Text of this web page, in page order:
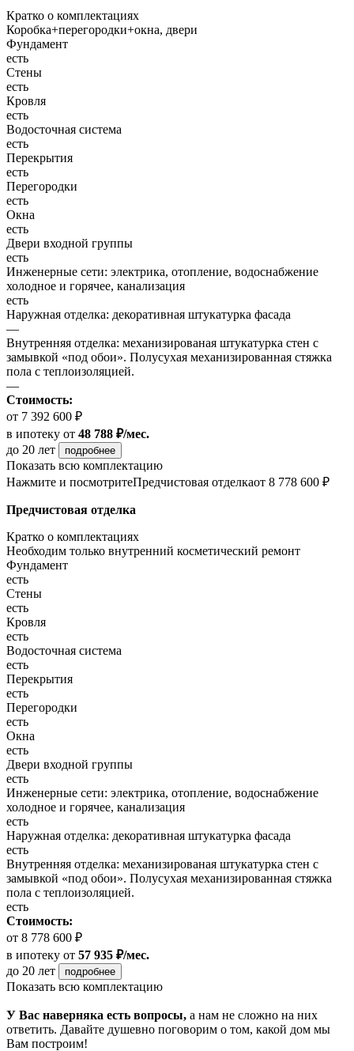
Кратко о комплектациях
Коробка+перегородки+окна, двери
Фундамент
есть
Стены
есть
Кровля
есть
Водосточная система
есть
Перекрытия
есть
Перегородки
есть
Окна
есть
Двери входной группы
есть
Инженерные сети: электрика, отопление, водоснабжение
холодное и горячее, канализация
есть
Наружная отделка: декоративная штукатурка фасада
—
Внутренняя отделка: механизированая штукатурка стен с
замывкой «под обои». Полусухая механизированная стяжка
пола с теплоизоляцией.
—
Стоимость:
от 7 392 600 ₽
в ипотеку от 48 788 ₽/мес.
до 20 лет
подробнее
Показать всю комплектацию
Нажмите и посмотритеПредчистовая отделкаот 8 778 600 ₽
Предчистовая отделка
Кратко о комплектациях
Необходим только внутренний косметический ремонт
Фундамент
есть
Стены
есть
Кровля
есть
Водосточная система
есть
Перекрытия
есть
Перегородки
есть
Окна
есть
Двери входной группы
есть
Инженерные сети: электрика, отопление, водоснабжение
холодное и горячее, канализация
есть
Наружная отделка: декоративная штукатурка фасада
есть
Внутренняя отделка: механизированая штукатурка стен с
замывкой «под обои». Полусухая механизированная стяжка
пола с теплоизоляцией.
есть
Стоимость:
от 8 778 600 ₽
в ипотеку от 57 935 ₽/мес.
до 20 лет
подробнее
Показать всю комплектацию
У Вас наверняка есть вопросы, а нам не сложно на них
ответить. Давайте душевно поговорим о том, какой дом мы
Вам построим!